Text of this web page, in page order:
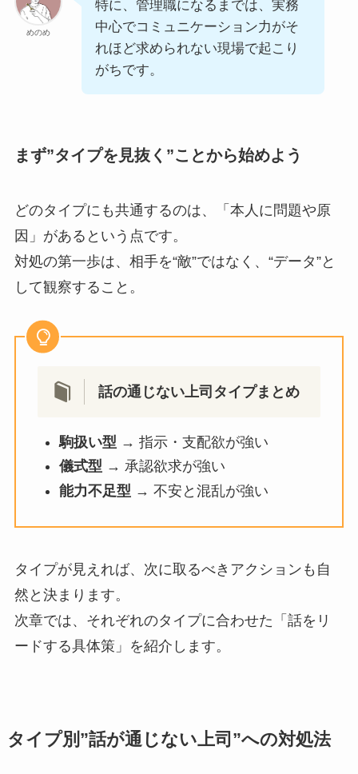
めのめ
特に、管理職になるまでは、実務
中心でコミュニケーション力がそ
れほど求められない現場で起こり
がちです。
まず”タイプを見抜く”ことから始めよう
どのタイプにも共通するのは、「本人に問題や原
因」があるという点です。
対処の第一歩は、相手を“敵”ではなく、“データ”と
して観察すること。
話の通じない上司タイプまとめ
駒扱い型 → 指示・支配欲が強い
儀式型 → 承認欲求が強い
能力不足型 → 不安と混乱が強い
タイプが見えれば、次に取るべきアクションも自
然と決まります。
次章では、それぞれのタイプに合わせた「話をリ
ードする具体策」を紹介します。
タイプ別”話が通じない上司”への対処法